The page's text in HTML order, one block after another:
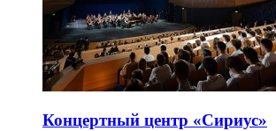
Концертный центр «Сириус»